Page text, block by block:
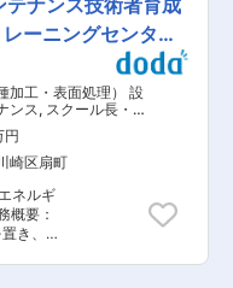
替休日
はなく
。 ■
して
修制度
マニュ
ご安心
自の教
ージ等
があり
売上を
スの半
際に
地入り
れも現
況・支
の団体
ログラ
ネジメ
の、ス
介し
原則子
による
／子ど
テナンス技術者育成
ーニングセンター
加工・表面処理） 設
ンス, スクール長・マ
導員・インストラク
円
崎区扇町
ネルギ
概要：
き、再